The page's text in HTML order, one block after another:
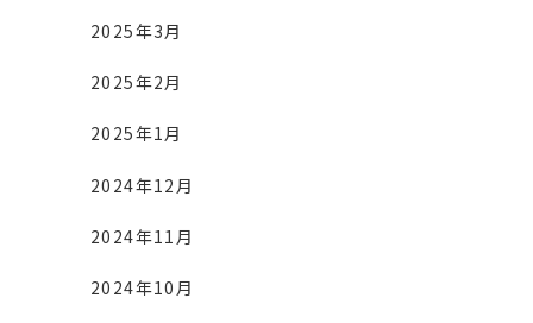
2025年3月
2025年2月
2025年1月
2024年12月
2024年11月
2024年10月